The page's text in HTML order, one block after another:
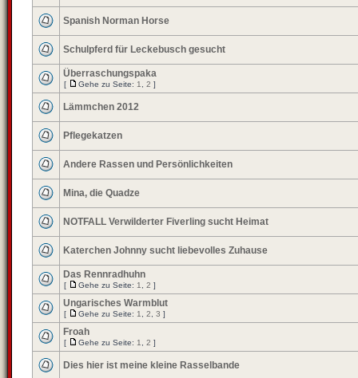
Spanish Norman Horse
Schulpferd für Leckebusch gesucht
Überraschungspaka
[ Gehe zu Seite: 1 2 ]
Lämmchen 2012
Pflegekatzen
Andere Rassen und Persönlichkeiten
Mina, die Quadze
NOTFALL Verwilderter Fiverling sucht Heimat
Katerchen Johnny sucht liebevolles Zuhause
Das Rennradhuhn
[ Gehe zu Seite: 1 2 ]
Ungarisches Warmblut
[ Gehe zu Seite: 1 2 3 ]
Froah
[ Gehe zu Seite: 1 2 ]
Dies hier ist meine kleine Rasselbande